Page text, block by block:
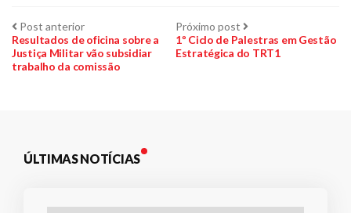
Navegação
de
Post anteriorPost
anterior:
Resultados de oficina sobre a
Justiça Militar vão subsidiar
trabalho da comissão
Próximo post Próximo
post:
1º Ciclo de Palestras em Gestão
Estratégica do TRT1
ÚLTIMAS NOTÍCIAS